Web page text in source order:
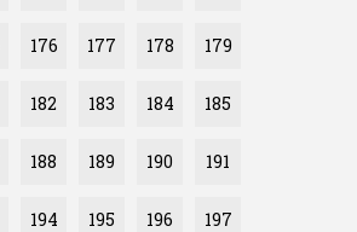
176 177 178 179
182 183 184 185
188 189 190 191
194 195 196 197